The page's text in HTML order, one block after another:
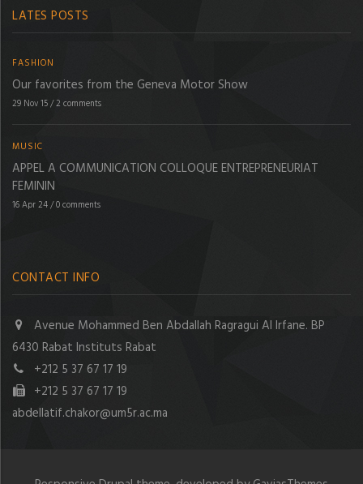
LATES POSTS
FASHION
Our favorites from the Geneva Motor Show
29 Nov 15/2 comments
MUSIC
APPEL A COMMUNICATION COLLOQUE ENTREPRENEURIAT
FEMININ
16 Apr 24/0 comments
CONTACT INFO
Avenue Mohammed Ben Abdallah Ragragui Al Irfane. BP
6430 Rabat Instituts Rabat
+212 5 37 67 17 19
+212 5 37 67 17 19
abdellatif.chakor@um5r.ac.ma